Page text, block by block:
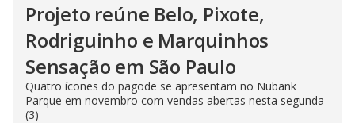
Projeto reúne Belo, Pixote,
Rodriguinho e Marquinhos
Sensação em São Paulo
Quatro ícones do pagode se apresentam no Nubank
Parque em novembro com vendas abertas nesta segunda
(3)